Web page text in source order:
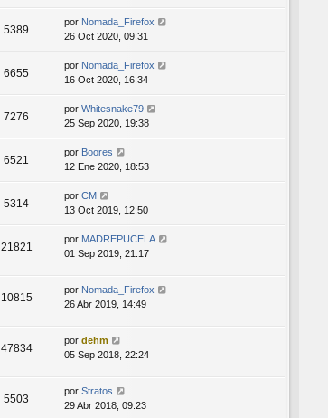
5389
por Nomada_Firefox
26 Oct 2020, 09:31
6655
por Nomada_Firefox
16 Oct 2020, 16:34
7276
por Whitesnake79
25 Sep 2020, 19:38
6521
por Boores
12 Ene 2020, 18:53
5314
por CM
13 Oct 2019, 12:50
21821
por MADREPUCELA
01 Sep 2019, 21:17
10815
por Nomada_Firefox
26 Abr 2019, 14:49
47834
por dehm
05 Sep 2018, 22:24
5503
por Stratos
29 Abr 2018, 09:23